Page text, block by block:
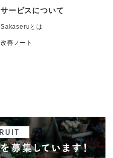
サービスについて
Sakaseruとは
改善ノート